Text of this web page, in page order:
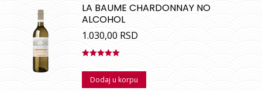
LA BAUME CHARDONNAY NO
ALCOHOL
1.030,00 RSD
sa5.00od
Dodaj u korpu